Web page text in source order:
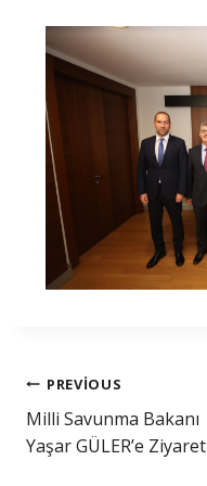
PREVIOUS
Milli Savunma Bakanı
Yaşar GÜLER’e Ziyaret